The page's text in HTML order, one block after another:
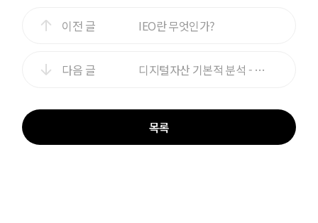
이전 글 IEO란 무엇인가?
다음 글 디지털자산 기본적 분석 - 1편
목록